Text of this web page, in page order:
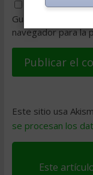
Guarda mi
navegador para la
Este sitio usa
se procesan los
Este